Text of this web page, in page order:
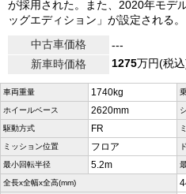
が採用された。また、2020年モデ
ッグエディション」が設定される。
中古車価格
---
新車時価格
1275万円(税
車両重量 1740kg
ホイールベース 2620mm
駆動方式 FR
ミッション位置 フロア
最小回転半径 5.2m
全長x全幅x全高(mm)